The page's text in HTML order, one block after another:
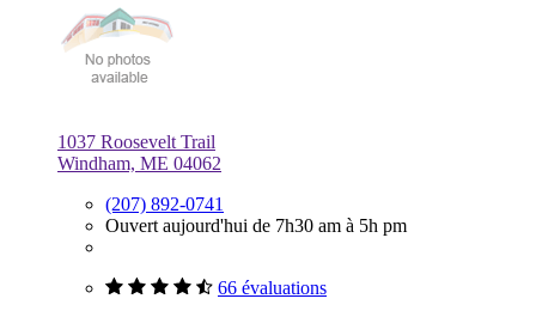
1037 Roosevelt Trail
Windham, ME 04062
(207) 892-0741
Ouvert aujourd'hui de 7h30 am à 5h pm
66 évaluations